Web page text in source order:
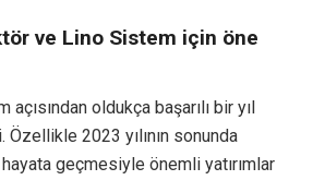
ve Lino Sistem için öne
açısından oldukça başarılı bir yıl
Özellikle 2023 yılının sonunda
hayata geçmesiyle önemli yatırımlar